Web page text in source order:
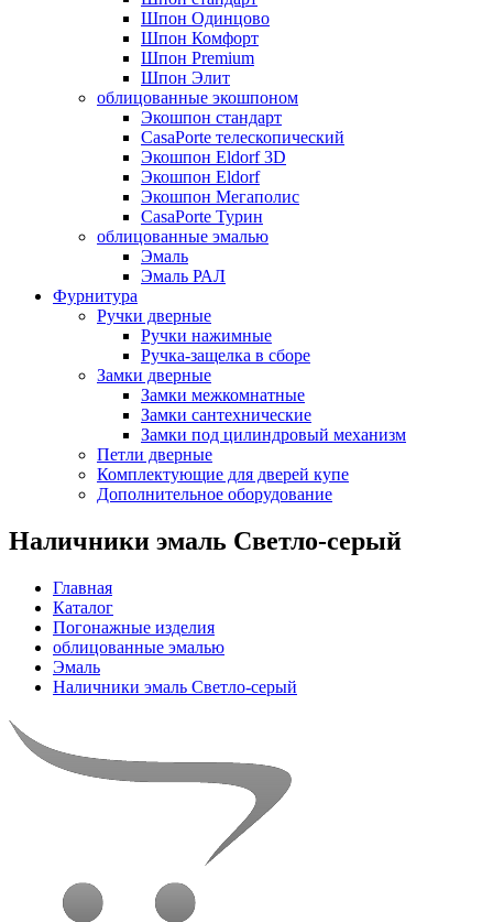
Шпон Одинцово
Шпон Комфорт
Шпон Premium
Шпон Элит
облицованные экошпоном
Экошпон стандарт
CasaPorte телескопический
Экошпон Eldorf 3D
Экошпон Eldorf
Экошпон Мегаполис
CasaPorte Турин
облицованные эмалью
Эмаль
Эмаль РАЛ
Фурнитура
Ручки дверные
Ручки нажимные
Ручка-защелка в сборе
Замки дверные
Замки межкомнатные
Замки сантехнические
Замки под цилиндровый механизм
Петли дверные
Комплектующие для дверей купе
Дополнительное оборудование
Наличники эмаль Светло-серый
Главная
Каталог
Погонажные изделия
облицованные эмалью
Эмаль
Наличники эмаль Светло-серый